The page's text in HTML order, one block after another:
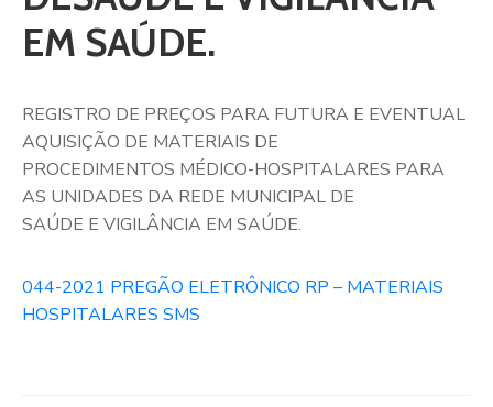
EM SAÚDE.
REGISTRO DE PREÇOS PARA FUTURA E EVENTUAL
AQUISIÇÃO DE MATERIAIS DE
PROCEDIMENTOS MÉDICO-HOSPITALARES PARA
AS UNIDADES DA REDE MUNICIPAL DE
SAÚDE E VIGILÂNCIA EM SAÚDE.
044-2021 PREGÃO ELETRÔNICO RP – MATERIAIS
HOSPITALARES SMS